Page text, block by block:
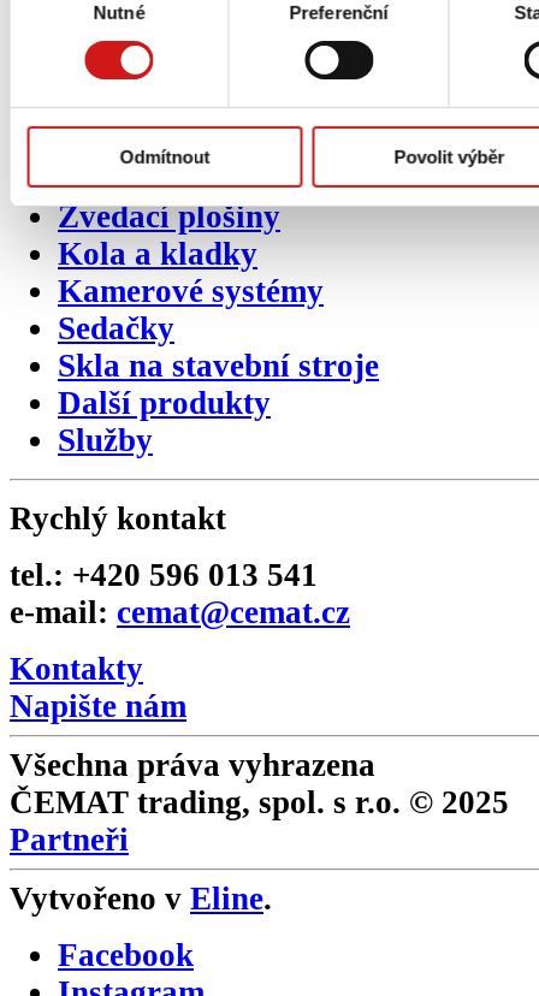
Nutné Preferenční
Odmítnout Povolit výběr
BOZP prvky
Přídavná zařízení
Pásové podvozky
Nosné vidlice
Vážicí systémy
Zvedací plošiny
Kola a kladky
Kamerové systémy
Sedačky
Skla na stavební stroje
Další produkty
Služby
Rychlý kontakt
tel.: +420 596 013 541
e-mail: cemat@cemat.cz
Kontakty
Napište nám
Všechna práva vyhrazena
ČEMAT trading, spol. s r.o. © 2025
Partneři
Vytvořeno v Eline.
Facebook